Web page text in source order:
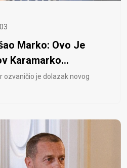
Marko: Ovo Je
Karamarko...
ozvaničio je dolazak novog